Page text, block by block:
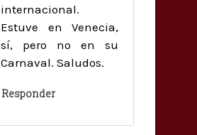
internacional.
Estuve en Venecia,
sí, pero no en su
Carnaval. Saludos.
Responder